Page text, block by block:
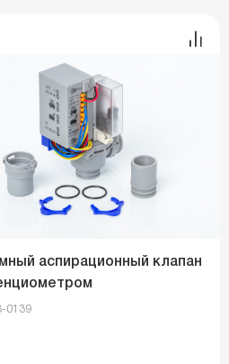
аспирационный клапан
0139